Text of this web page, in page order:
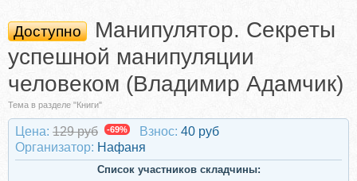
Доступно
Манипулятор. Секреты
успешной манипуляции
человеком (Владимир Адамчик)
Тема в разделе "Книги"
Цена: 129 руб -69% Взнос: 40 руб
Организатор: Нафаня
Список участников складчины: